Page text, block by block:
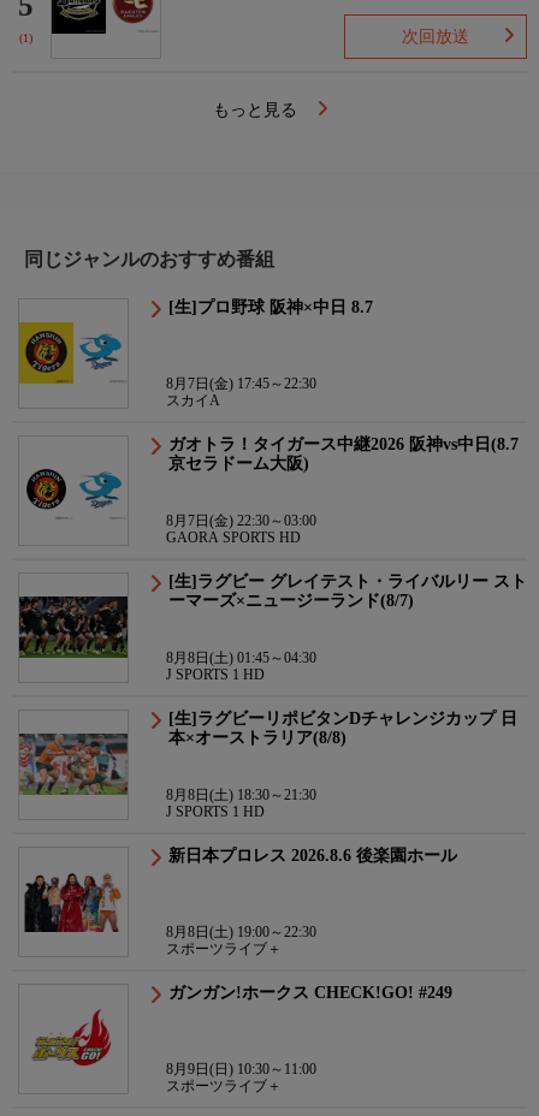
(1) 次回放送
もっと見る
同じジャンルのおすすめ番組
[生]プロ野球 阪神×中日 8.7
8月7日(金) 17:45～22:30
スカイA
ガオトラ！タイガース中継2026 阪神vs中日(8.7
京セラドーム大阪)
8月7日(金) 22:30～03:00
GAORA SPORTS HD
[生]ラグビー グレイテスト・ライバルリー スト
ーマーズ×ニュージーランド(8/7)
8月8日(土) 01:45～04:30
J SPORTS 1 HD
[生]ラグビーリポビタンDチャレンジカップ 日
本×オーストラリア(8/8)
8月8日(土) 18:30～21:30
J SPORTS 1 HD
新日本プロレス 2026.8.6 後楽園ホール
8月8日(土) 19:00～22:30
スポーツライブ＋
ガンガン!ホークス CHECK!GO! #249
8月9日(日) 10:30～11:00
スポーツライブ＋